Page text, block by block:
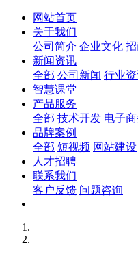
网站首页
关于我们
公司简介 企业文化
新闻资讯
全部 公司新闻 行业
智慧课堂
产品服务
全部 技术开发 电子
品牌案例
全部 短视频 网站建设
人才招聘
联系我们
客户反馈 问题咨询